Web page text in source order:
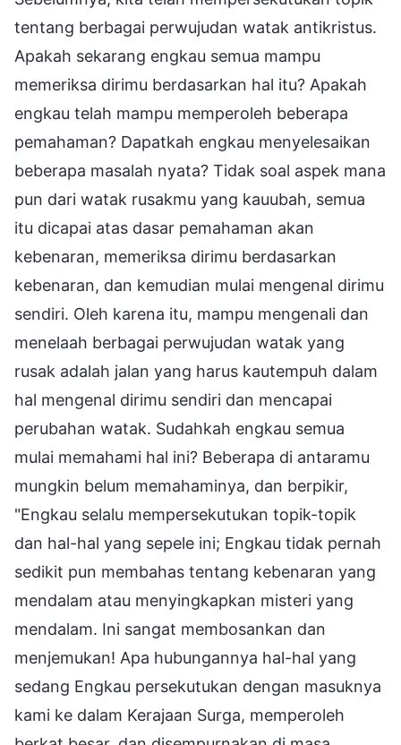
tentang berbagai perwujudan watak antikristus.
Apakah sekarang engkau semua mampu
memeriksa dirimu berdasarkan hal itu? Apakah
engkau telah mampu memperoleh beberapa
pemahaman? Dapatkah engkau menyelesaikan
beberapa masalah nyata? Tidak soal aspek mana
pun dari watak rusakmu yang kauubah, semua
itu dicapai atas dasar pemahaman akan
kebenaran, memeriksa dirimu berdasarkan
kebenaran, dan kemudian mulai mengenal dirimu
sendiri. Oleh karena itu, mampu mengenali dan
menelaah berbagai perwujudan watak yang
rusak adalah jalan yang harus kautempuh dalam
hal mengenal dirimu sendiri dan mencapai
perubahan watak. Sudahkah engkau semua
mulai memahami hal ini? Beberapa di antaramu
mungkin belum memahaminya, dan berpikir,
"Engkau selalu mempersekutukan topik-topik
dan hal-hal yang sepele ini; Engkau tidak pernah
sedikit pun membahas tentang kebenaran yang
mendalam atau menyingkapkan misteri yang
mendalam. Ini sangat membosankan dan
menjemukan! Apa hubungannya hal-hal yang
sedang Engkau persekutukan dengan masuknya
kami ke dalam Kerajaan Surga, memperoleh